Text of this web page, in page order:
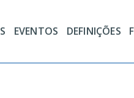
EVENTOS DEFINIÇÕES